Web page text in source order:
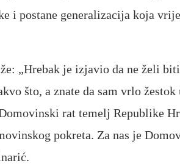
i postane generalizacija koja
„Hrebak je izjavio da ne želi
što, a znate da sam vrlo
rat temelj Republike
pokreta. Za nas je